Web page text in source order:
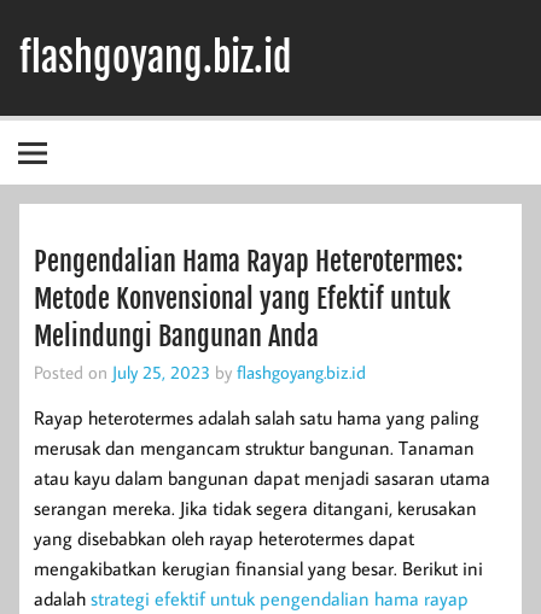
content
flashgoyang.biz.id
Pengendalian Hama Rayap Heterotermes:
Metode Konvensional yang Efektif untuk
Melindungi Bangunan Anda
Posted on July 25, 2023 by flashgoyang.biz.id
Rayap heterotermes adalah salah satu hama yang paling
merusak dan mengancam struktur bangunan. Tanaman
atau kayu dalam bangunan dapat menjadi sasaran utama
serangan mereka. Jika tidak segera ditangani, kerusakan
yang disebabkan oleh rayap heterotermes dapat
mengakibatkan kerugian finansial yang besar. Berikut ini
adalah strategi efektif untuk pengendalian hama rayap